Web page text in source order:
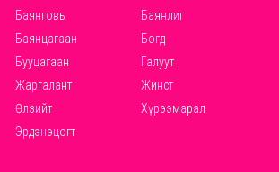
Баянговь
Баянлиг
Баянцагаан
Богд
Бууцагаан
Галуут
Жаргалант
Жинст
Өлзийт
Хүрээмарал
Эрдэнэцогт